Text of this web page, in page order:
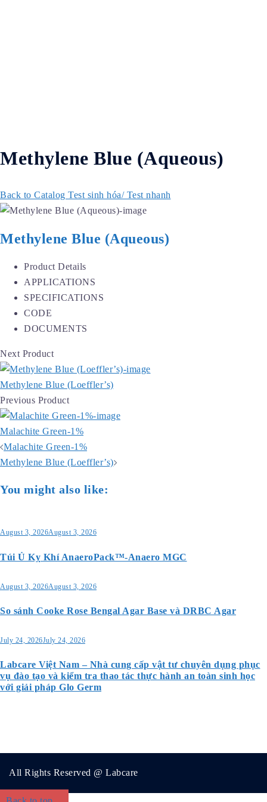
Methylene Blue (Aqueous)
Back to Catalog Test sinh hóa/ Test nhanh
Methylene Blue (Aqueous)
Product Details
APPLICATIONS
SPECIFICATIONS
CODE
DOCUMENTS
Next Product
Methylene Blue (Loeffler’s)
Previous Product
Malachite Green-1%
Post
navigation
Malachite Green-1%
Methylene Blue (Loeffler’s)
You might also like:
August 3, 2026August 3, 2026
Túi Ủ Kỵ Khí AnaeroPack™-Anaero MGC
August 3, 2026August 3, 2026
So sánh Cooke Rose Bengal Agar Base và DRBC Agar
July 24, 2026July 24, 2026
Labcare Việt Nam – Nhà cung cấp vật tư chuyên dụng phục
vụ đào tạo và kiểm tra thao tác thực hành an toàn sinh học
với giải pháp Glo Germ
All Rights Reserved @ Labcare